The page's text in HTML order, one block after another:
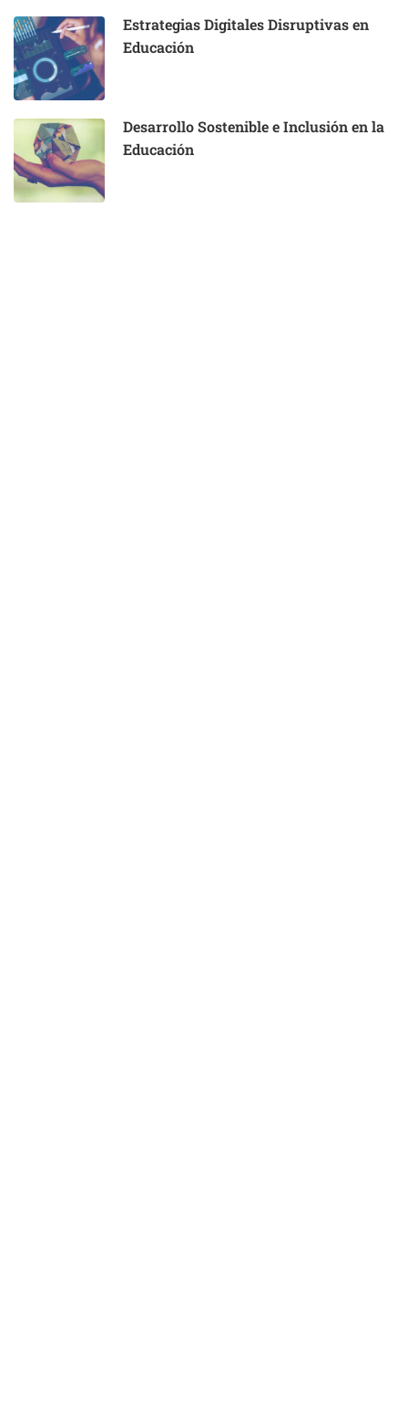
Estrategias Digitales Disruptivas en
Educación
Desarrollo Sostenible e Inclusión en la
Educación